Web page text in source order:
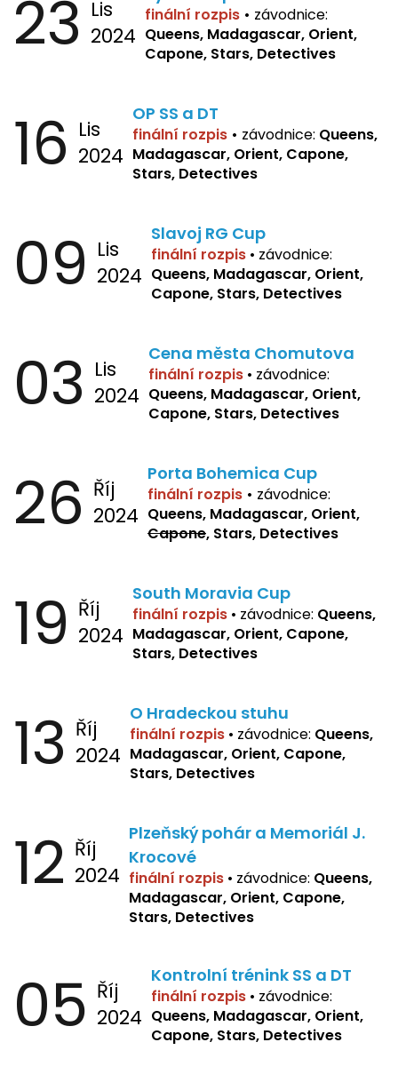
23 Lis
2024
finální rozpis • závodnice:
Queens, Madagascar, Orient,
Capone, Stars, Detectives
16 Lis
2024
OP SS a DT
finální rozpis • závodnice: Queens,
Madagascar, Orient, Capone,
Stars, Detectives
09 Lis
2024
Slavoj RG Cup
finální rozpis • závodnice:
Queens, Madagascar, Orient,
Capone, Stars, Detectives
03 Lis
2024
Cena města Chomutova
finální rozpis • závodnice:
Queens, Madagascar, Orient,
Capone, Stars, Detectives
26 Říj
2024
Porta Bohemica Cup
finální rozpis • závodnice:
Queens, Madagascar, Orient,
Capone, Stars, Detectives
19 Říj
2024
South Moravia Cup
finální rozpis • závodnice: Queens,
Madagascar, Orient, Capone,
Stars, Detectives
13 Říj
2024
O Hradeckou stuhu
finální rozpis • závodnice: Queens,
Madagascar, Orient, Capone,
Stars, Detectives
12 Říj
2024
Plzeňský pohár a Memoriál J.
Krocové
finální rozpis • závodnice: Queens,
Madagascar, Orient, Capone,
Stars, Detectives
05 Říj
2024
Kontrolní trénink SS a DT
finální rozpis • závodnice:
Queens, Madagascar, Orient,
Capone, Stars, Detectives